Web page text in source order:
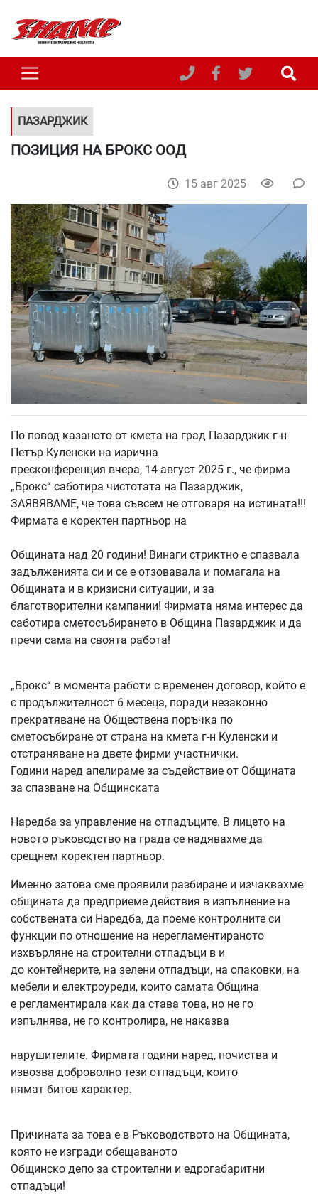
ПАЗАРДЖИК
ПОЗИЦИЯ НА БРОКС ООД
15 авг 2025
По повод казаното от кмета на град Пазарджик г-н
Петър Куленски на изрична
пресконференция вчера, 14 август 2025 г., че фирма
„Брокс“ саботира чистотата на Пазарджик,
ЗАЯВЯВАМЕ, че това съвсем не отговаря на истината!!!
Фирмата е коректен партньор на
Общината над 20 години! Винаги стриктно е спазвала
задълженията си и се е отзовавала и помагала на
Общината и в кризисни ситуации, и за
благотворителни кампании! Фирмата няма интерес да
саботира сметосъбирането в Община Пазарджик и да
пречи сама на своята работа!
„Брокс“ в момента работи с временен договор, който е
с продължителност 6 месеца, поради незаконно
прекратяване на Обществена поръчка по
сметосъбиране от страна на кмета г-н Куленски и
отстраняване на двете фирми участнички.
Години наред апелираме за съдействие от Общината
за спазване на Общинската
Наредба за управление на отпадъците. В лицето на
новото ръководство на града се надявахме да
срещнем коректен партньор.
Именно затова сме проявили разбиране и изчаквахме
общината да предприеме действия в изпълнение на
собствената си Наредба, да поеме контролните си
функции по отношение на нерегламентираното
изхвърляне на строителни отпадъци в и
до контейнерите, на зелени отпадъци, на опаковки, на
мебели и електроуреди, които самата Община
е регламентирала как да става това, но не го
изпълнява, не го контролира, не наказва
нарушителите. Фирмата години наред, почиства и
извозва доброволно тези отпадъци, които
нямат битов характер.
Причината за това е в Ръководството на Общината,
която не изгради обещаваното
Общинско депо за строителни и едрогабаритни
отпадъци!